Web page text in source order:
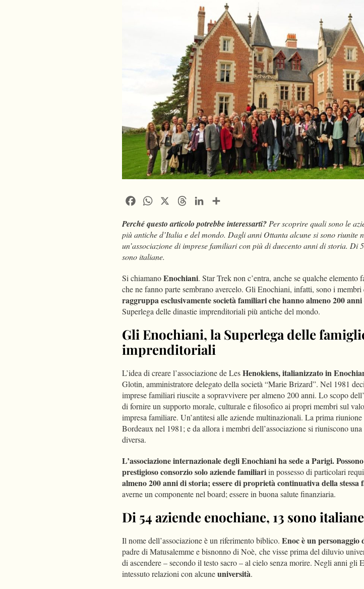
FacebookWhatsApp ThreadsLinkedIn
Perché questo articolo potrebbe interessarti?Per scoprire quali sono le
più antiche d’Italia e del mondo. Dagli anni Ottanta alcune si sono riunite
un’associazione di imprese familiari con più di duecento anni di storia. Di
sono italiane.
Si chiamanoEnochiani. Star Trek non c’entra, anche se qualche elemento
che ne fanno parte sembrano avercelo. Gli Enochiani, infatti, sono i membri
raggruppa esclusivamente società familiari che hanno almeno 200
Superlega delle dinastie imprenditoriali più antiche del mondo.
Gli Enochiani, la Superlega delle
imprenditoriali
L’idea di creare l’associazione de LesHenokiens, italianizzato in
Glotin, amministratore delegato della società “Marie Brizard”. Nel 1981
imprese familiari riuscite a sopravvivere per almeno 200 anni. Lo scopo
di fornire un supporto morale, culturale e filosofico ai propri membri sul
impresa familiare. Un’antitesi alle aziende multinazionali. La prima riunione
Bordeaux nel 1981; e da allora i membri dell’associazione si riuniscono
diversa.
L’associazione internazionale degli Enochiani ha sede a Parigi.
prestigioso consorzio solo aziende familiariin possesso di particolari
almeno 200 anni di storia; essere di proprietà continuativa della stessa
averne un componente nel board; essere in buona salute finanziaria.
Di 54 aziende enochiane, 13 sono italiane
Il nome dell’associazione è un riferimento biblico. Enoc è un personaggio
padre di Matusalemme e bisnonno di Noè, che visse prima del diluvio
di ascendere – secondo il testo sacro – al cielo senza morire. Negli anni gli
intessuto relazioni con alcuneuniversità.